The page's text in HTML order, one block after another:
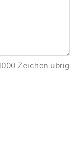
Zeichen übrig